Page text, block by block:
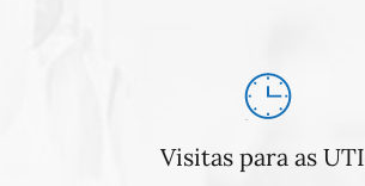
Visitas para as